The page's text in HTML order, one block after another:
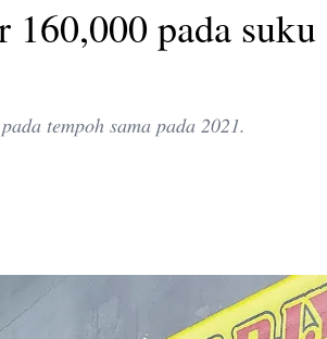
pada suku
tempoh sama pada 2021.